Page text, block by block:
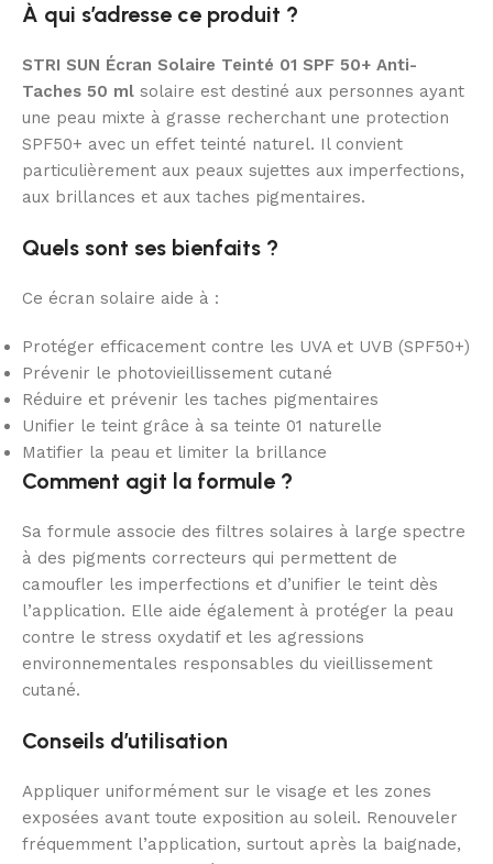
À qui s’adresse ce produit ?
STRI SUN Écran Solaire Teinté 01 SPF 50+ Anti-
Taches 50 ml solaire est destiné aux personnes ayant
une peau mixte à grasse recherchant une protection
SPF50+ avec un effet teinté naturel. Il convient
particulièrement aux peaux sujettes aux imperfections,
aux brillances et aux taches pigmentaires.
Quels sont ses bienfaits ?
Ce écran solaire aide à :
Protéger efficacement contre les UVA et UVB (SPF50+)
Prévenir le photovieillissement cutané
Réduire et prévenir les taches pigmentaires
Unifier le teint grâce à sa teinte 01 naturelle
Matifier la peau et limiter la brillance
Comment agit la formule ?
Sa formule associe des filtres solaires à large spectre
à des pigments correcteurs qui permettent de
camoufler les imperfections et d’unifier le teint dès
l’application. Elle aide également à protéger la peau
contre le stress oxydatif et les agressions
environnementales responsables du vieillissement
cutané.
Conseils d’utilisation
Appliquer uniformément sur le visage et les zones
exposées avant toute exposition au soleil. Renouveler
fréquemment l’application, surtout après la baignade,